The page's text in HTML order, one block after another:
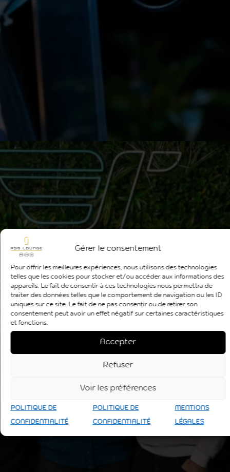
Gérer le consentement
Pour offrir les meilleures expériences, nous utilisons des technologies
telles que les cookies pour stocker et/ou accéder aux informations
des appareils. Le fait de consentir à ces technologies nous permettra
de traiter des données telles que le comportement de navigation ou
consentement peut avoir un effet négatif sur certaines
caractéristiques et fonctions.
Accepter
Voir les préférences
POLITIQUE DE